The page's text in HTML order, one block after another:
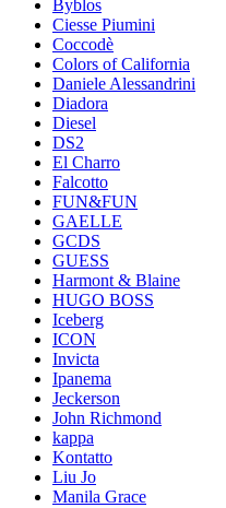
Byblos
Ciesse Piumini
Coccodè
Colors of California
Daniele Alessandrini
Diadora
Diesel
DS2
El Charro
Falcotto
FUN&FUN
GAELLE
GCDS
GUESS
Harmont & Blaine
HUGO BOSS
Iceberg
ICON
Invicta
Ipanema
Jeckerson
John Richmond
kappa
Kontatto
Liu Jo
Manila Grace